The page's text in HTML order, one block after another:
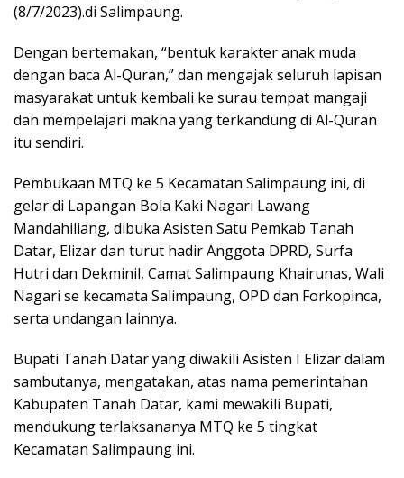
(8/7/2023).di Salimpaung.
Dengan bertemakan, “bentuk karakter anak muda
dengan baca Al-Quran,” dan mengajak seluruh lapisan
masyarakat untuk kembali ke surau tempat mangaji
dan mempelajari makna yang terkandung di Al-Quran
itu sendiri.
Pembukaan MTQ ke 5 Kecamatan Salimpaung ini, di
gelar di Lapangan Bola Kaki Nagari Lawang
Mandahiliang, dibuka Asisten Satu Pemkab Tanah
Datar, Elizar dan turut hadir Anggota DPRD, Surfa
Hutri dan Dekminil, Camat Salimpaung Khairunas, Wali
Nagari se kecamata Salimpaung, OPD dan Forkopinca,
serta undangan lainnya.
Bupati Tanah Datar yang diwakili Asisten I Elizar dalam
sambutanya, mengatakan, atas nama pemerintahan
Kabupaten Tanah Datar, kami mewakili Bupati,
mendukung terlaksananya MTQ ke 5 tingkat
Kecamatan Salimpaung ini.